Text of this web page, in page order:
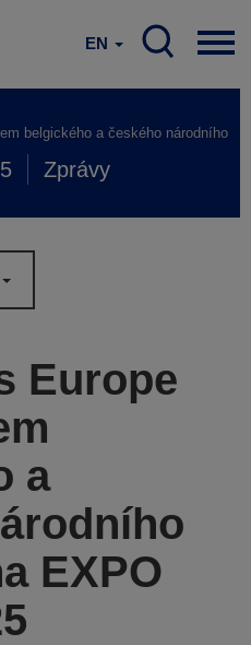
EN
belgického a českého národního
Zprávy
Europe
a
EXPO